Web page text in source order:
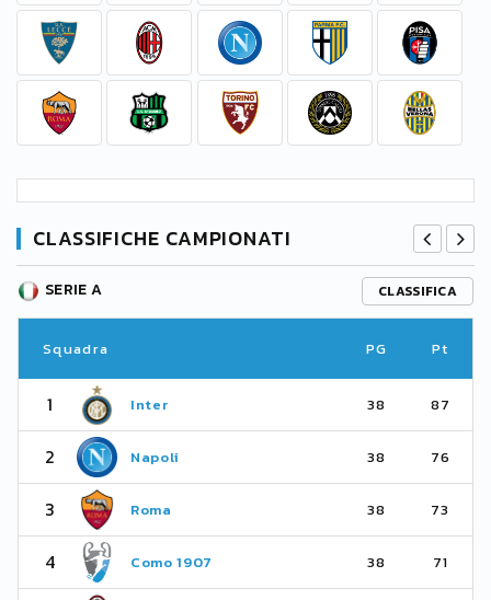
CLASSIFICHE CAMPIONATI
SERIE A CLASSIFICA
Squadra PG Pt
1 Inter 38 87
2 Napoli 38 76
3 Roma 38 73
4 Como 1907 38 71